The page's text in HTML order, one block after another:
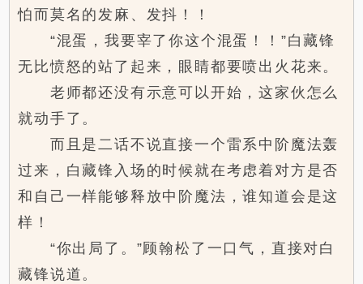
怕而莫名的发麻、发抖！！
“混蛋，我要宰了你这个混蛋！！”白藏锋
无比愤怒的站了起来，眼睛都要喷出火花来。
老师都还没有示意可以开始，这家伙怎么
就动手了。
而且是二话不说直接一个雷系中阶魔法轰
过来，白藏锋入场的时候就在考虑着对方是否
和自己一样能够释放中阶魔法，谁知道会是这
样！
“你出局了。”顾翰松了一口气，直接对白
藏锋说道。